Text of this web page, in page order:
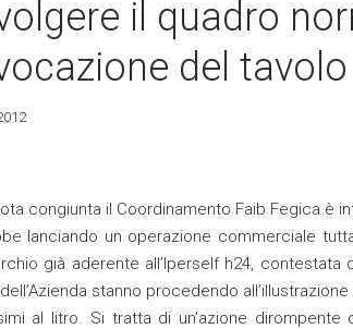
il quadro
del
congiunta il Coordinamento Faib Fegica è
lanciando un operazione commerciale
già aderente all’Iperself h24,
stanno procedendo
al litro. Si tratta di un’azione